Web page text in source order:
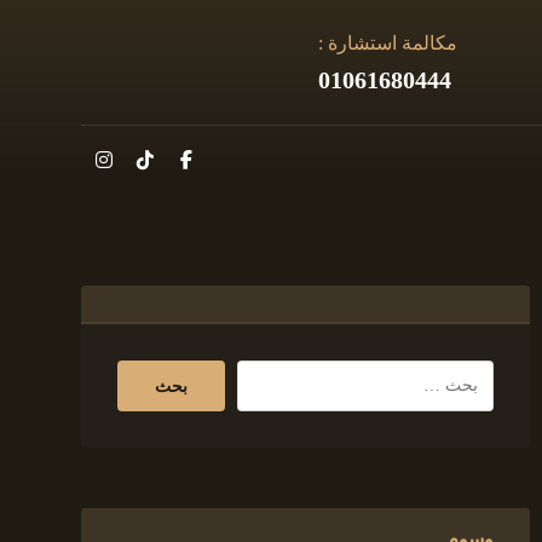
مكالمة استشارة :
01061680444